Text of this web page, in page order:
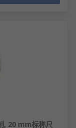
, 20 mm标称尺